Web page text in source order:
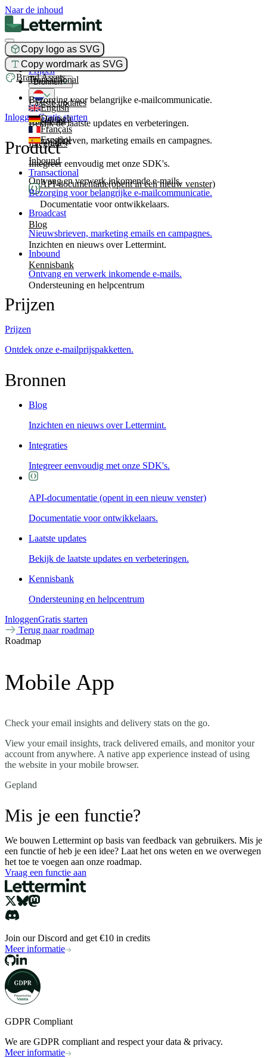
Naar de inhoud
Copy logo as SVG
Copy wordmark as SVG
Brand Assets
Product
Transactional
Bezorging voor belangrijke e-mailcommunicatie.
Broadcast
Nieuwsbrieven, marketing emails en campagnes.
Inbound
Ontvang en verwerk inkomende e-mails.
Prijzen
Bronnen
Laatste updates
Bekijk de laatste updates en verbeteringen.
Integraties
Integreer eenvoudig met onze SDK's.
API-documentatie(opent in een nieuw venster)
Documentatie voor ontwikkelaars.
Blog
Inzichten en nieuws over Lettermint.
Kennisbank
Ondersteuning en helpcentrum
English
Deutsch
Français
Español
InloggenGratis starten
Product
Transactional
Bezorging voor belangrijke e-mailcommunicatie.
Broadcast
Nieuwsbrieven, marketing emails en campagnes.
Inbound
Ontvang en verwerk inkomende e-mails.
Prijzen
Prijzen
Ontdek onze e-mailprijspakketten.
Bronnen
Blog
Inzichten en nieuws over Lettermint.
Integraties
Integreer eenvoudig met onze SDK's.
API-documentatie (opent in een nieuw venster)
Documentatie voor ontwikkelaars.
Laatste updates
Bekijk de laatste updates en verbeteringen.
Kennisbank
Ondersteuning en helpcentrum
InloggenGratis starten
Terug naar roadmap
Roadmap
Mobile App
Check your email insights and delivery stats on the go.
View your email insights, track delivered emails, and monitor your
account from anywhere. A native app experience instead of using
the website in your mobile browser.
Gepland
Mis je een functie?
We bouwen Lettermint op basis van feedback van gebruikers. Mis je
een functie of heb je een idee? Laat het ons weten en we overwegen
het toe te voegen aan onze roadmap.
Vraag een functie aan
Join our Discord and get €10 in credits
Meer informatie
GDPR Compliant
We are GDPR compliant and respect your data & privacy.
Meer informatie